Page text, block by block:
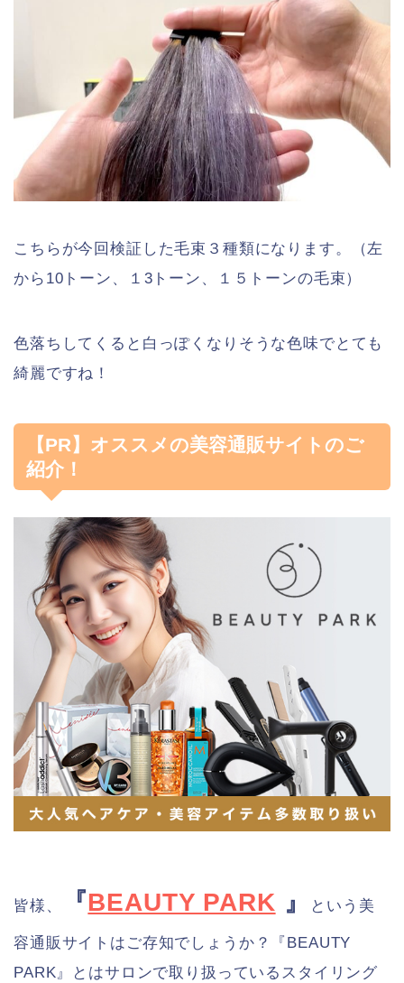
こちらが今回検証した毛束３種類になります。（左
から10トーン、１3トーン、１５トーンの毛束）
色落ちしてくると白っぽくなりそうな色味でとても
綺麗ですね！
【PR】オススメの美容通販サイトのご
紹介！
皆様、 『BEAUTY PARK 』 という美
容通販サイトはご存知でしょうか？『BEAUTY
PARK』とはサロンで取り扱っているスタイリング